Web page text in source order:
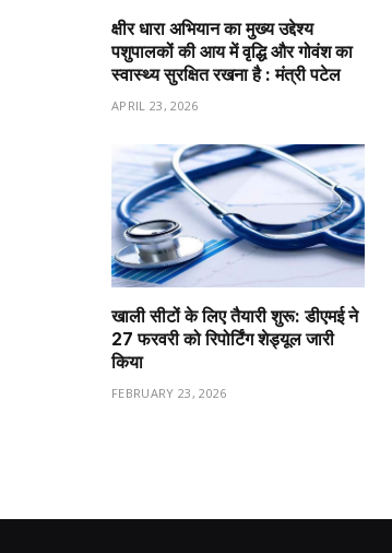
क्षीर धारा अभियान का मुख्य उद्देश्य
पशुपालकों की आय में वृद्धि और गोवंश का
स्वास्थ्य सुरक्षित रखना है : मंत्री पटेल
APRIL 23, 2026
खाली सीटों के लिए तैयारी शुरू: डीएमई ने
27 फरवरी को रिपोर्टिंग शेड्यूल जारी
किया
FEBRUARY 23, 2026